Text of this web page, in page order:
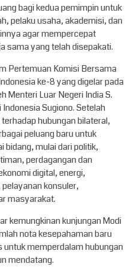
bagi kedua pemimpin untuk
pelaku usaha, akademisi, dan
agar mempercepat
sama yang telah disepakati.
Pertemuan Komisi Bersama
ke-8 yang digelar pada
Menteri Luar Negeri India S.
Sugiono. Setelah
hubungan bilateral,
peluang baru untuk
bidang, mulai dari politik,
perdagangan dan
digital, energi,
konsuler,
masyarakat.
kemungkinan kunjungan Modi
nota kesepahaman baru
untuk memperdalam hubungan
mendatang.